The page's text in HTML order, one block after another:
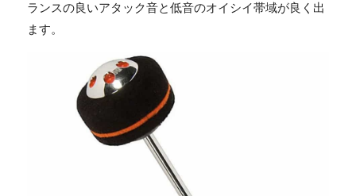
ランスの良いアタック音と低音のオイシイ帯域が良く出
ます。